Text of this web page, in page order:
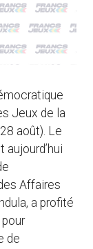
Jeux de la
août). Le
Affaires
a profité
de